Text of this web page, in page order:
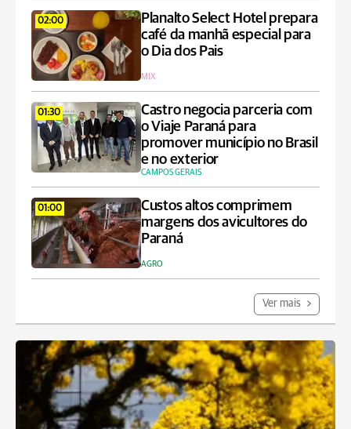
02:00
Planalto Select Hotel prepara
café da manhã especial para
o Dia dos Pais
MIX
01:30
Castro negocia parceria com
o Viaje Paraná para
promover município no Brasil
e no exterior
CAMPOS GERAIS
01:00
Custos altos comprimem
margens dos avicultores do
Paraná
AGRO
Ver mais